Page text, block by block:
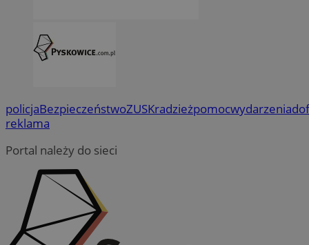
policjaBezpieczeństwoZUSKradzieżpomocwydarzenia
reklama
Portal należy do sieci